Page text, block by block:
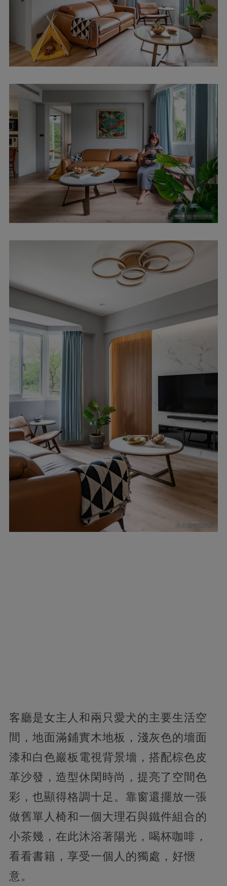
客廳是女主人和兩只愛犬的主要生活空
間，地面滿鋪實木地板，淺灰色的墻面
漆和白色巖板電視背景墻，搭配棕色皮
革沙發，造型休閑時尚，提亮了空間色
彩，也顯得格調十足。靠窗還擺放一張
做舊單人椅和一個大理石與鐵件組合的
小茶幾，在此沐浴著陽光，喝杯咖啡，
看看書籍，享受一個人的獨處，好愜
意。